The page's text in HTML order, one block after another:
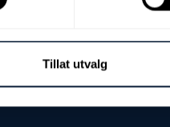
Tillat utvalg